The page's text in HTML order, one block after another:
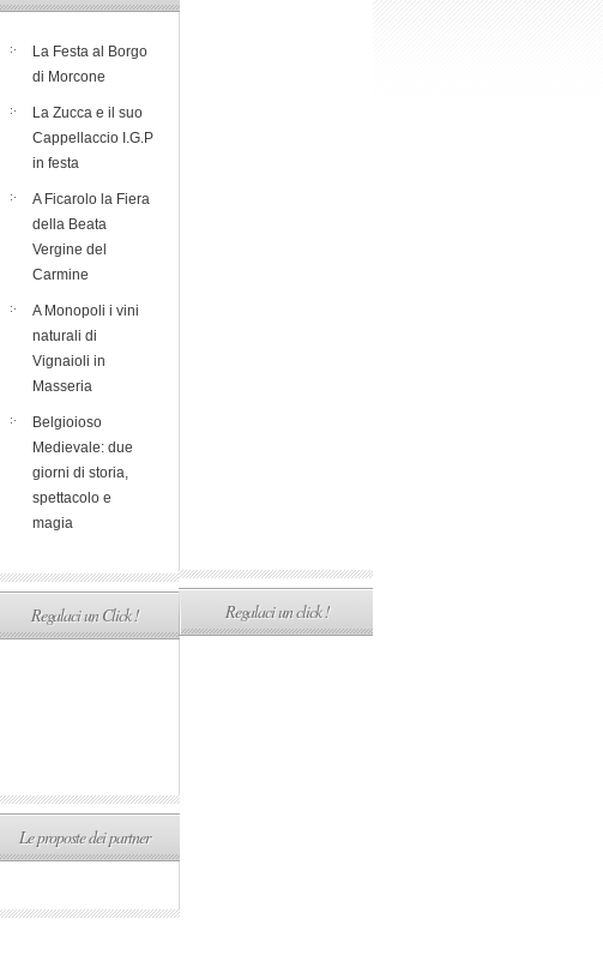
La Festa al Borgo
di Morcone
La Zucca e il suo
Cappellaccio I.G.P
in festa
A Ficarolo la Fiera
della Beata
Vergine del
Carmine
A Monopoli i vini
naturali di
Vignaioli in
Masseria
Belgioioso
Medievale: due
giorni di storia,
spettacolo e
magia
Regalaci un Click !
Le proposte dei partner
Regalaci un click !